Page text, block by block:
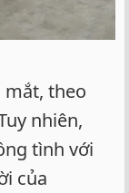
mắt, theo
nhiên,
tình với
của